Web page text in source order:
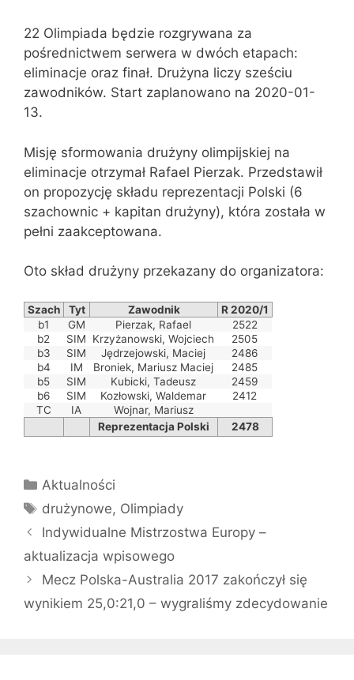
22 Olimpiada będzie rozgrywana za
pośrednictwem serwera w dwóch etapach:
eliminacje oraz finał. Drużyna liczy sześciu
zawodników. Start zaplanowano na 2020-01-
13.
Misję sformowania drużyny olimpijskiej na
eliminacje otrzymał Rafael Pierzak. Przedstawił
on propozycję składu reprezentacji Polski (6
szachownic + kapitan drużyny), która została w
pełni zaakceptowana.
Oto skład drużyny przekazany do organizatora:
Szach Tyt Zawodnik
R 2020/1
b1
GM Pierzak, Rafael
2522
b2
SIM Krzyżanowski, Wojciech
2505
b3
SIM Jędrzejowski, Maciej
2486
b4
IM Broniek, Mariusz Maciej
2485
b5
SIM Kubicki, Tadeusz
2459
b6
SIM Kozłowski, Waldemar
2412
TC
IA
Wojnar, Mariusz
Reprezentacja Polski
2478
Kategorie
Aktualności
Tagi
drużynowe, Olimpiady
Indywidualne Mistrzostwa Europy –
aktualizacja wpisowego
Mecz Polska-Australia 2017 zakończył się
wynikiem 25,0:21,0 – wygraliśmy zdecydowanie